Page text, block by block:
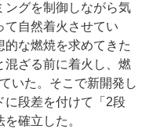
グを制御しながら気
て自然着火させてい
的な燃焼を求めてきた
混ざる前に着火し、燃
いた。そこで新開発し
に段差を付けて「2段
確立した。